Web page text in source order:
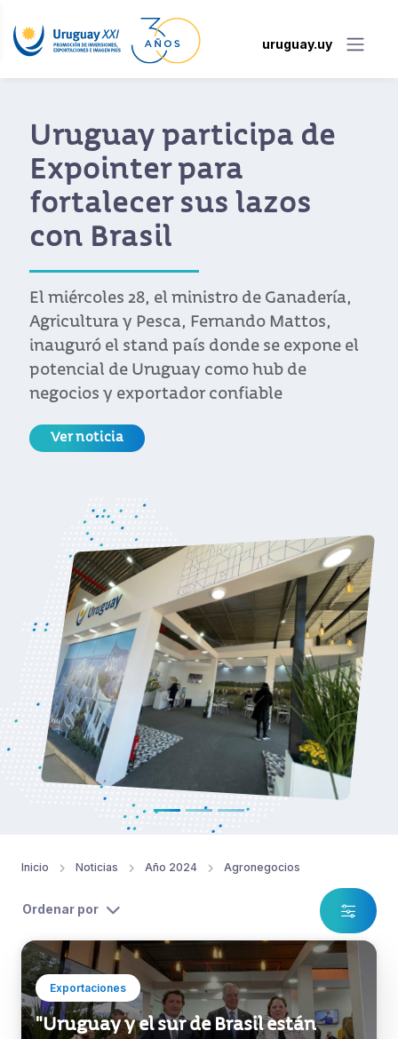
uruguay.uy
Uruguay participa de
Expointer para
fortalecer sus lazos
con Brasil
El miércoles 28, el ministro de Ganadería,
Agricultura y Pesca, Fernando Mattos,
inauguró el stand país donde se expone el
potencial de Uruguay como hub de
negocios y exportador confiable
Ver noticia
Inicio Noticias
Ordenar por
Exportaciones